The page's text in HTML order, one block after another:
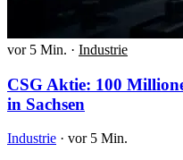
vor 5 Min. · Industrie
CSG Aktie: 100
in Sachsen
Industrie · vor 5 Min.